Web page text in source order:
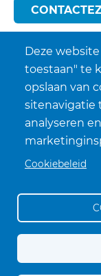
Deze
toestaan" te
opslaan van
sitenavigatie
analyseren
Cookiebeleid